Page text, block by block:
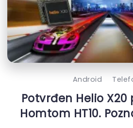
Android
Potvrđen Helio X20
Homtom HT10.